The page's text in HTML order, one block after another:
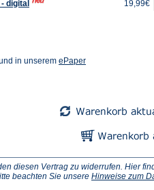
digital
in unserem ePaper(Öffnet
19,99€
diesen Vertrag zu widerrufen. Hier
beachten Sie unsere Hinweise zum